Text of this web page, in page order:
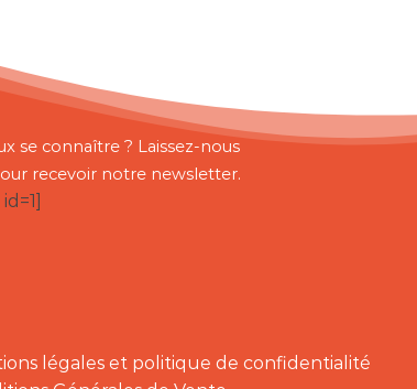
se connaître ? Laissez-nous
recevoir notre newsletter.
légales et politique de confidentialité